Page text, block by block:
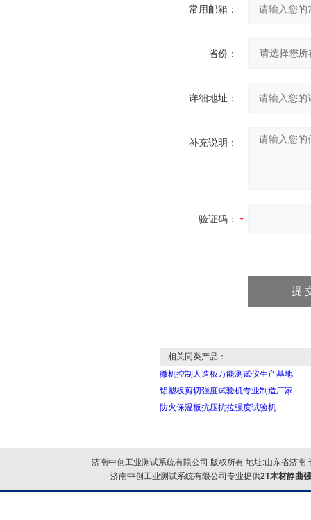
常用邮箱：
省份：
详细地址：
补充说明：
验证码：
相关同类产品：
微机控制人造板万能测试仪生产基地
铝塑板剪切强度试验机专业制造厂家
防火保温板抗压抗拉强度试验机
济南中创工业测试系统有限公司 版权所有 地址:山东省济
济南中创工业测试系统有限公司专业提供2T木材静曲